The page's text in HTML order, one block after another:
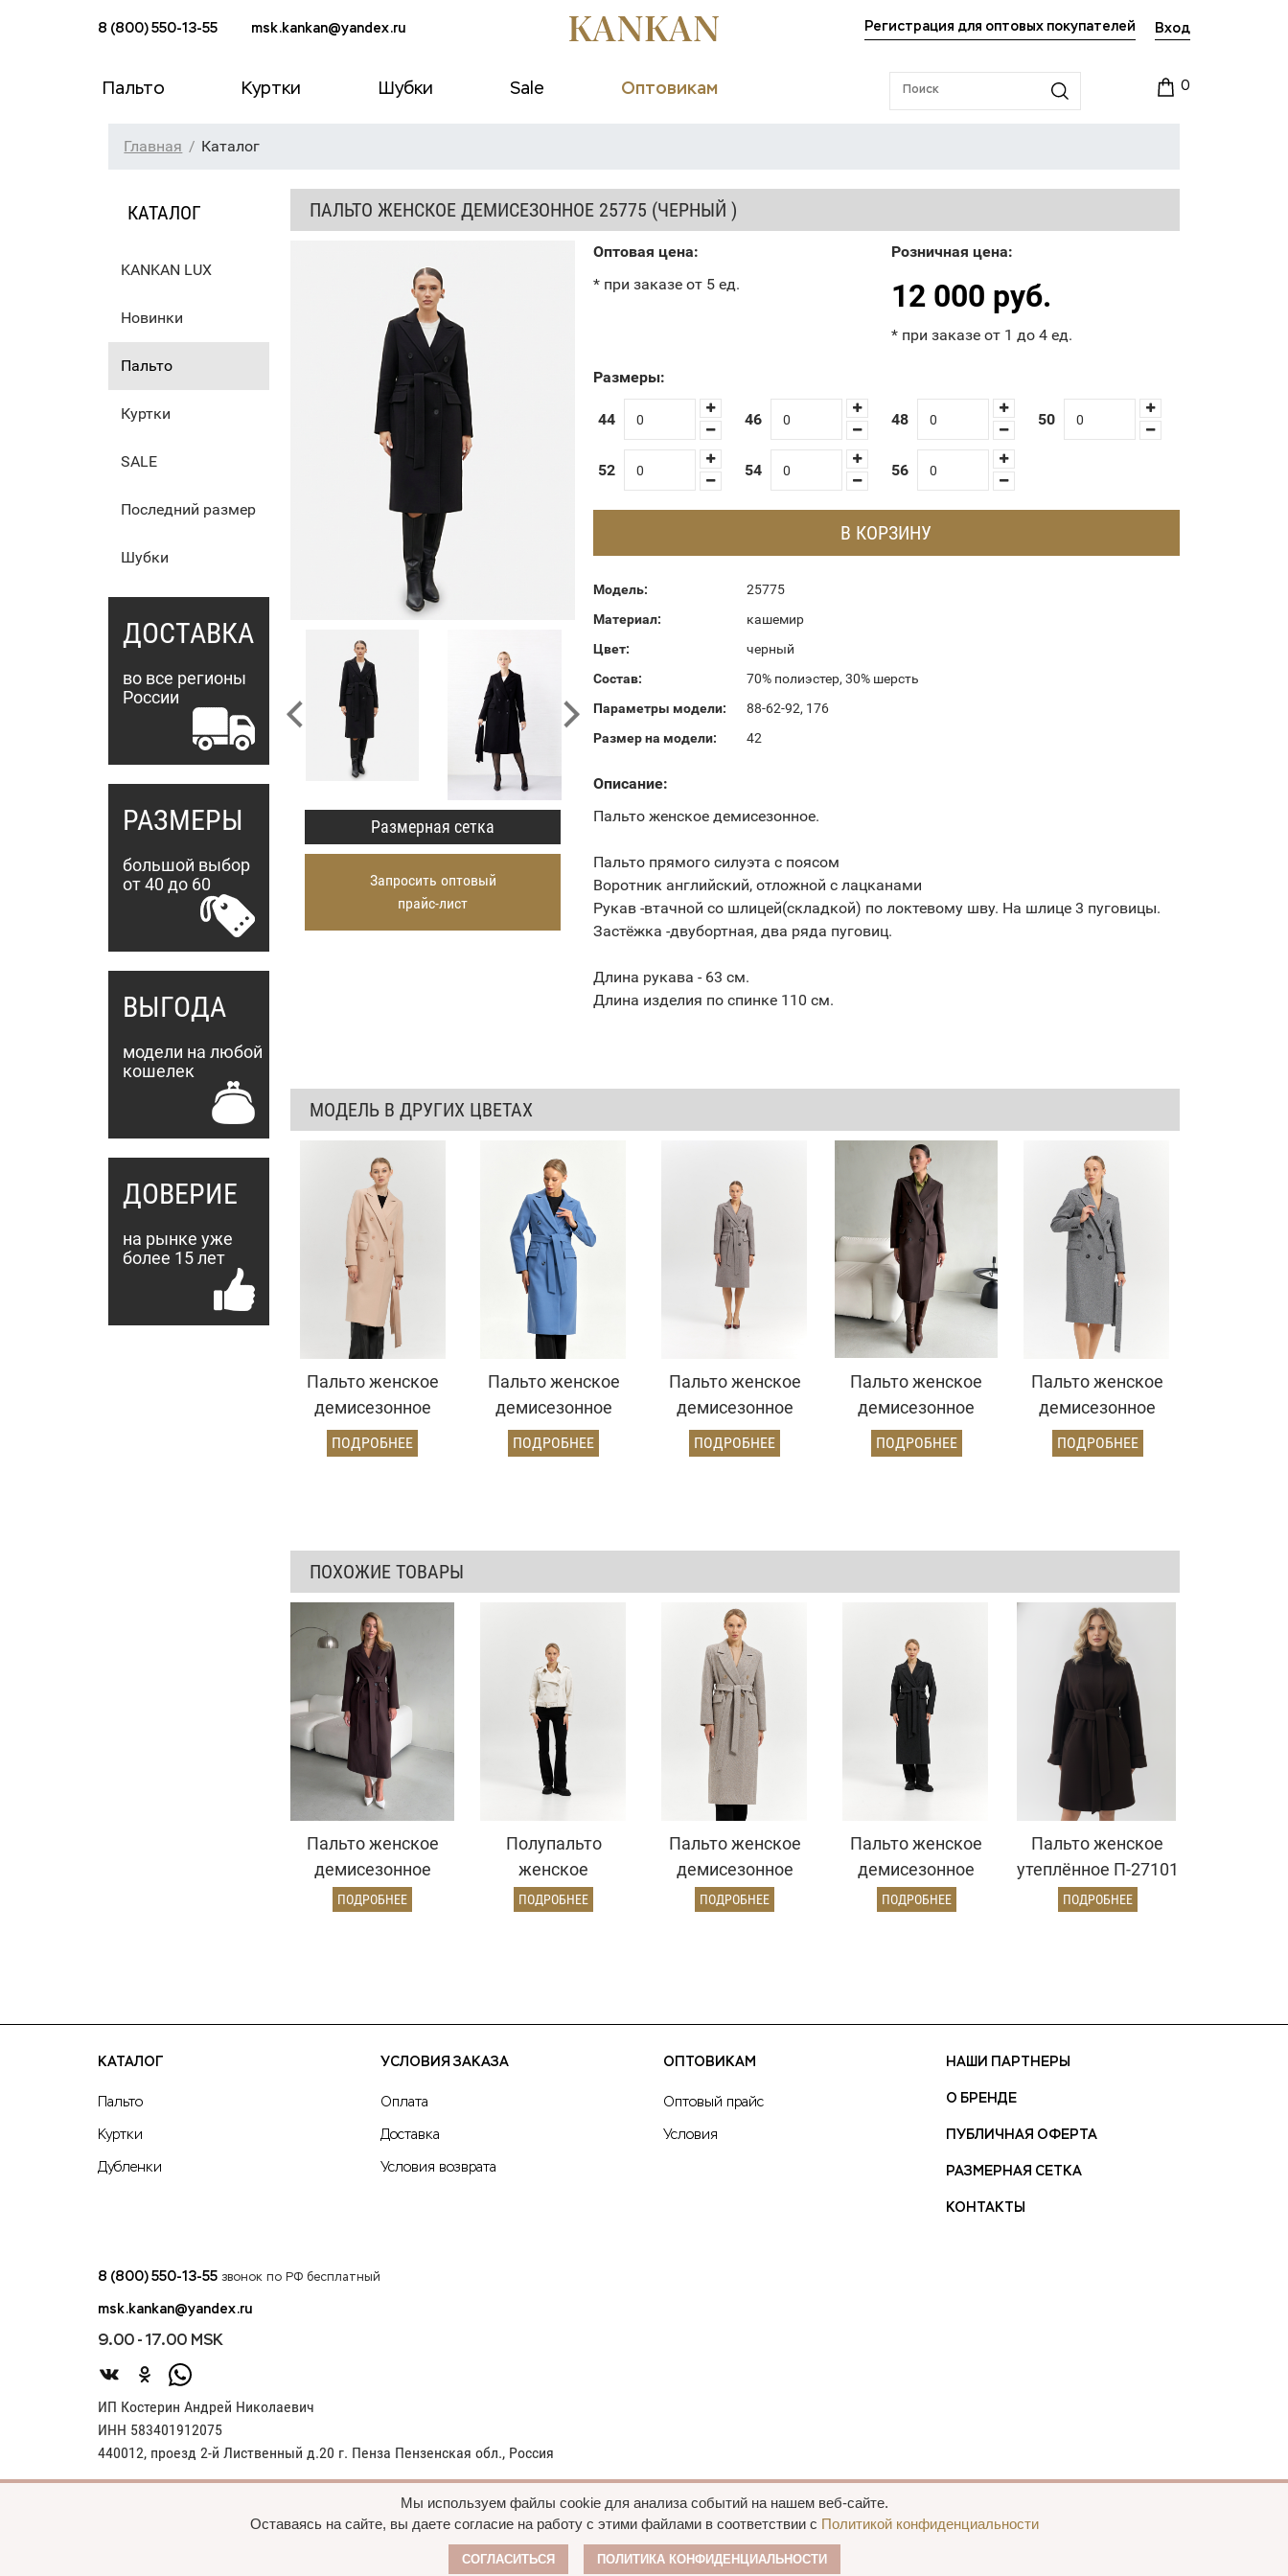
8 (800) 550-13-55 msk.kankan@yandex.ru Регистрация для оптовых покупателей Вход
Пальто Куртки Шубки Sale Оптовикам 0
Главная Каталог
КАТАЛОГ
KANKAN LUX
Новинки
Пальто
Куртки
SALE
Последний размер
Шубки
ДОСТАВКА
во все регионы
России
РАЗМЕРЫ
большой выбор
от 40 до 60
ВЫГОДА
модели на любой
кошелек
ДОВЕРИЕ
на рынке уже
более 15 лет
ПАЛЬТО ЖЕНСКОЕ ДЕМИСЕЗОННОЕ 25775 (ЧЕРНЫЙ )
Размерная сетка
Запросить оптовый
прайс-лист
Оптовая цена:
* при заказе от 5 ед.
Розничная цена:
12 000 руб.
* при заказе от 1 до 4 ед.
Размеры:
44 46 48 50
52 54 56
В КОРЗИНУ
Модель:
25775
Материал:
кашемир
Цвет:
черный
Состав:
70% полиэстер, 30% шерсть
Параметры модели:
88-62-92, 176
Размер на модели:
42
Описание:
Пальто женское демисезонное.
Пальто прямого силуэта с поясом
Воротник английский, отложной с лацканами
Рукав -втачной со шлицей(складкой) по локтевому шву. На шлице 3 пуговицы.
Застёжка -двубортная, два ряда пуговиц.
Длина рукава - 63 см.
Длина изделия по спинке 110 см.
МОДЕЛЬ В ДРУГИХ ЦВЕТАХ
Пальто женское
демисезонное
25775 (кремовый)
ПОДРОБНЕЕ
Пальто женское
демисезонное
25775 (серо-
голубой)
ПОДРОБНЕЕ
Пальто женское
демисезонное
25775
(коричневый/
ПОДРОБНЕЕ
Пальто женское
демисезонное
25775 (шоколад)
ПОДРОБНЕЕ
Пальто женское
демисезонное
25775 (пепельный/
ёлочка)
ПОДРОБНЕЕ
ПОХОЖИЕ ТОВАРЫ
Пальто женское
демисезонное
26326 (шоколад)
ПОДРОБНЕЕ
Полупальто
женское
демисезонное
ПОДРОБНЕЕ
Пальто женское
демисезонное
26326 (бежевый/
ПОДРОБНЕЕ
Пальто женское
демисезонное
26326 (серый/
ПОДРОБНЕЕ
Пальто женское
утеплённое П-27101
УТ-04 (коричневый)
ПОДРОБНЕЕ
КАТАЛОГ
Пальто
Куртки
Дубленки
УСЛОВИЯ ЗАКАЗА
Оплата
Доставка
Условия возврата
ОПТОВИКАМ
Оптовый прайс
Условия
НАШИ ПАРТНЕРЫ
О БРЕНДЕ
ПУБЛИЧНАЯ ОФЕРТА
РАЗМЕРНАЯ СЕТКА
КОНТАКТЫ
8 (800) 550-13-55 звонок по РФ бесплатный
msk.kankan@yandex.ru
9.00 - 17.00 MSK
ИП Костерин Андрей Николаевич
ИНН 583401912075
440012, проезд 2-й Лиственный д.20 г. Пенза Пензенская обл., Россия
Мы используем файлы cookie для анализа событий на нашем веб-сайте.
Оставаясь на сайте, вы даете согласие на работу с этими файлами в соответствии с Политикой конфиденциальности
СОГЛАСИТЬСЯ ПОЛИТИКА КОНФИДЕНЦИАЛЬНОСТИ